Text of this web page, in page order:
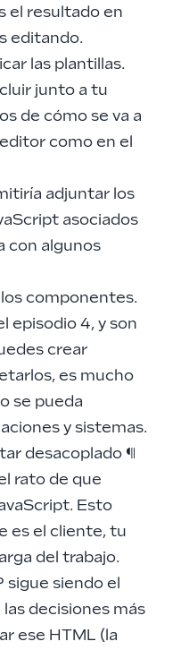
el resultado en
editando.
las plantillas.
junto a tu
de cómo se va a
como en el
adjuntar los
asociados
con algunos
componentes.
episodio 4, y son
crear
es mucho
se pueda
y sistemas.
desacoplado ¶
rato de que
Esto
es el cliente, tu
del trabajo.
sigue siendo el
decisiones más
ese HTML (la